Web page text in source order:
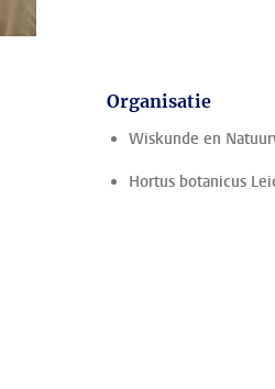
Organisatie
Wiskunde en
Hortus botanicus